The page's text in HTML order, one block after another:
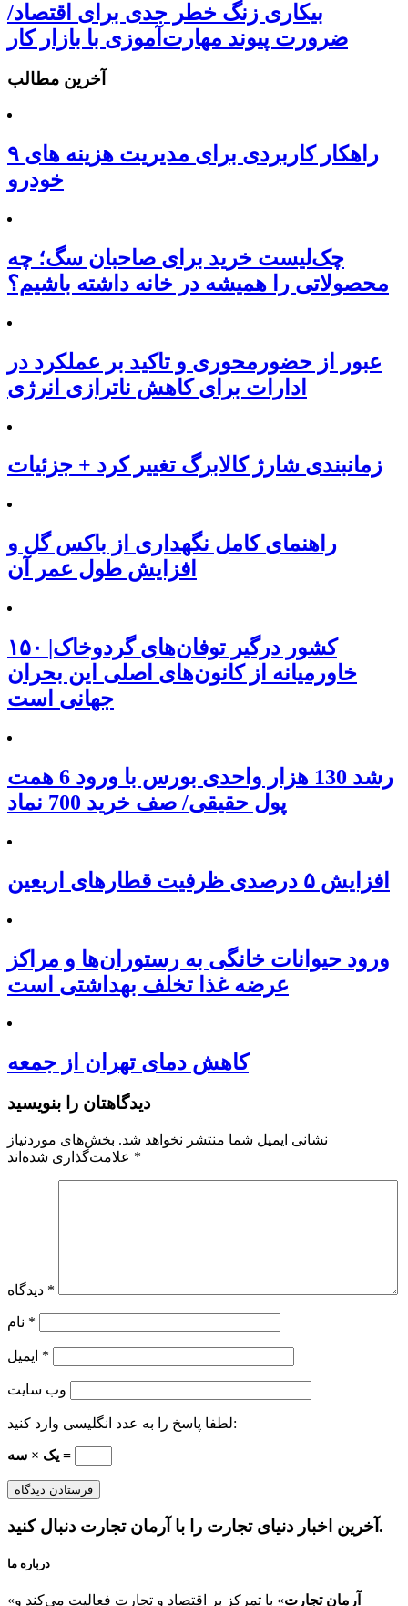
بیکاری زنگ خطر جدی برای اقتصاد/
ضرورت پیوند مهارت‌آموزی با بازار کار
آخرین مطالب
۹ راهکار کاربردی برای مدیریت هزینه های
خودرو
چک‌لیست خرید برای صاحبان سگ؛ چه
محصولاتی را همیشه در خانه داشته باشیم؟
عبور از حضورمحوری و تاکید بر عملکرد در
ادارات برای کاهش ناترازی انرژی
زمانبندی شارژ کالابرگ تغییر کرد + جزئیات
راهنمای کامل نگهداری از باکس گل و
افزایش طول عمر آن
۱۵۰ کشور درگیر توفان‌های گردوخاک|
خاورمیانه از کانون‌های اصلی این بحران
جهانی است
رشد 130 هزار واحدی بورس با ورود 6 همت
پول حقیقی/ صف خرید 700 نماد
افزایش ۵ درصدی ظرفیت قطارهای اربعین
ورود حیوانات خانگی به رستوران‌ها و مراکز
عرضه غذا تخلف بهداشتی است
کاهش دمای تهران از جمعه
دیدگاهتان را بنویسید
نشانی ایمیل شما منتشر نخواهد شد. بخش‌های موردنیاز
*
*
*
*
وب‌ سایت
لطفا پاسخ را به عدد انگلیسی وارد کنید:
یک × سه =
آخرین اخبار دنیای تجارت را با آرمان تجارت دنبال کنید.
درباره ما
« آرمان تجارت» با تمرکز بر اقتصاد و تجارت فعالیت می‌کند و